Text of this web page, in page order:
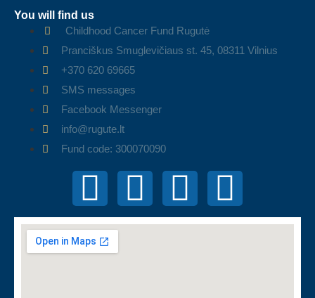
You will find us
Childhood Cancer Fund Rugutė
Pranciškus Smuglevičiaus st. 45, 08311 Vilnius
+370 620 69665
SMS messages
Facebook Messenger
info@rugute.lt
Fund code: 300070090